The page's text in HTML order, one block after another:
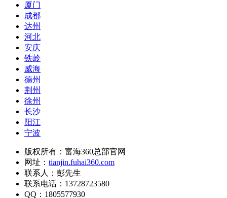
厦门
成都
达州
河北
安庆
铁岭
威海
德州
荆州
徐州
长沙
阳江
宁波
版权所有：富海360总部官网
网址： tianjin.fuhai360.com
联系人：彭先生
联系电话：13728723580
QQ：1805577930